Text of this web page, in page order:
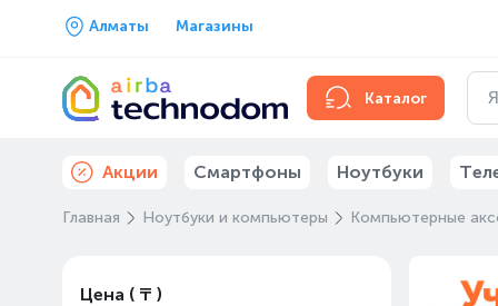
Алматы Магазины
Каталог
Акции Смартфоны Ноутбуки
Главная Ноутбуки и компьютеры Компьютерные
Цена ( ₸ )